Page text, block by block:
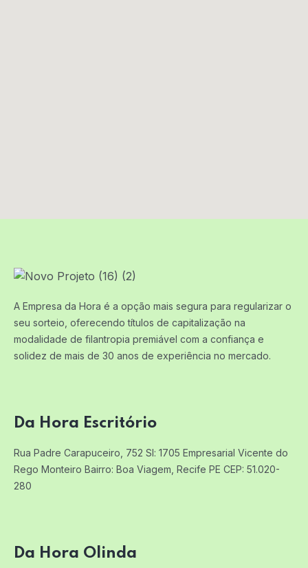
A Empresa da Hora é a opção mais segura para regularizar o
seu sorteio, oferecendo títulos de capitalização na
modalidade de filantropia premiável com a confiança e
solidez de mais de 30 anos de experiência no mercado.
Da Hora Escritório
Rua Padre Carapuceiro, 752 Sl: 1705 Empresarial Vicente do
Rego Monteiro Bairro: Boa Viagem, Recife PE CEP: 51.020-
280
Da Hora Olinda